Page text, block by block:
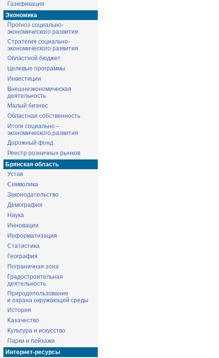
Газификация
Экономика
Прогноз социально-
экономического развития
Стратегия социально-
экономического развития
Областной бюджет
Целевые программы
Инвестиции
Внешнеэкономическая
деятельность
Малый бизнес
Областная собственность
Итоги социально –
экономического развития
Дорожный фонд
Реестр розничных рынков
Брянская область
Устав
Символика
Законодательство
Демография
Наука
Инновации
Информатизация
Статистика
География
Пограничная зона
Градостроительная
деятельность
Природопользование
и охрана окружающей среды
История
Казачество
Культура и искусство
Парки и пейзажи
Интернет-ресурсы